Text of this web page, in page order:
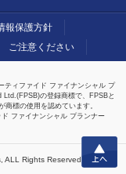
報保護方針
ご注意ください
ティファイド ファイナンシャル プ
の登録商標で、FPSBと
標の使用を認めています。
ファイナンシャル プランナー
ALL Rights Reserved.